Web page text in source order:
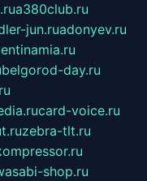
a380club.ru
jun.ruadonyev.ru
belgorod-day.ru
card-voice.ru
zebra-tlt.ru
shop.ru